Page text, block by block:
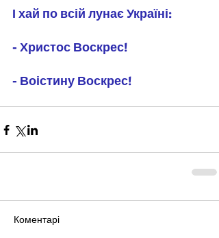
І хай по всій лунає Україні:
- Христос Воскрес!
- Воістину Воскрес!
Коментарі